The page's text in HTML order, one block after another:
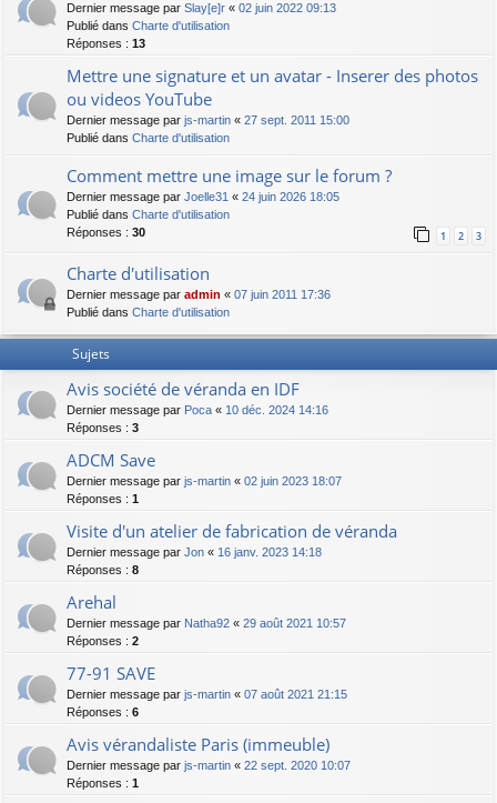
Dernier message par Slay[e]r « 02 juin 2022 09:13
Publié dans Charte d'utilisation
Réponses : 13
Mettre une signature et un avatar - Inserer des photos
ou videos YouTube
Dernier message par js-martin « 27 sept. 2011 15:00
Publié dans Charte d'utilisation
Comment mettre une image sur le forum ?
Dernier message par Joelle31 « 24 juin 2026 18:05
Publié dans Charte d'utilisation
Réponses : 30 1 2 3
Charte d'utilisation
Dernier message par admin « 07 juin 2011 17:36
Publié dans Charte d'utilisation
Sujets
Avis société de véranda en IDF
Dernier message par Poca « 10 déc. 2024 14:16
Réponses : 3
ADCM Save
Dernier message par js-martin « 02 juin 2023 18:07
Réponses : 1
Visite d'un atelier de fabrication de véranda
Dernier message par Jon « 16 janv. 2023 14:18
Réponses : 8
Arehal
Dernier message par Natha92 « 29 août 2021 10:57
Réponses : 2
77-91 SAVE
Dernier message par js-martin « 07 août 2021 21:15
Réponses : 6
Avis vérandaliste Paris (immeuble)
Dernier message par js-martin « 22 sept. 2020 10:07
Réponses : 1